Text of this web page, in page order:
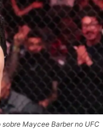
Maycee Barber no UFC